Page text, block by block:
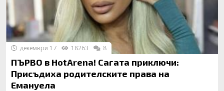
ПЪРВО в HotArena! Сагата приключи:
Присъдиха родителските права на
Емануела
декември 17 18263 8